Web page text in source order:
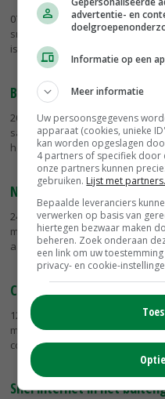
07-01-2017
- Het hele Friese
snel internet, zowel inwoners
is de insteek van Stichting De
Breedband vergt meer
20-12-2016- Gebruikers,
samenwerken om in alle
hoogwaardig en
Nieuwe aanpak glasvezel
24-11-2016- KabelNoord kan de
meer van breedbandinternet
aan de provinciale
CDA Noord-Holland wil
12-11-2016
- De Noord-
motie in met de eis dat de
concreet plan komt om
Snel internet in het
advertentie- en
Informatie op een
Meer informatie
Uw persoonsgegevens
apparaat (cookies, unieke
kan worden opgeslagen
4 partners of specifiek door
onze partners kunnen
gebruiken. Lijst met partners.
Bepaalde leveranciers
verwerken op basis van
hiertegen bezwaar maken
beheren. Zoek onderaan
een link om uw
privacy- en cookie-